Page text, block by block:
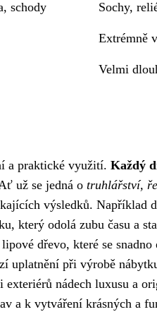
schody Sochy,
Extrémně
Velmi
a praktické využití. Každý
už se jedná o truhlářství,
výsledků. Například
který odolá zubu času a
dřevo, které se
uplatnění při výrobě
nádech luxusu a
a k vytváření krásných a